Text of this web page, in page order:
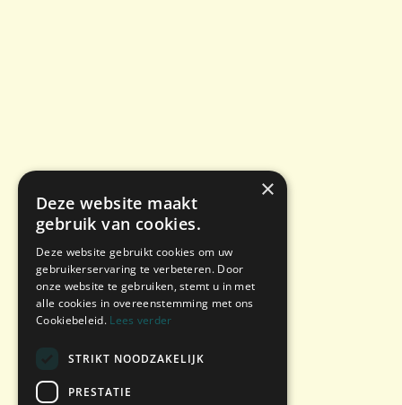
×
Deze website maakt
gebruik van cookies.
Deze website gebruikt cookies om uw
gebruikerservaring te verbeteren. Door
onze website te gebruiken, stemt u in met
alle cookies in overeenstemming met ons
Cookiebeleid. Lees verder
STRIKT NOODZAKELIJK
PRESTATIE